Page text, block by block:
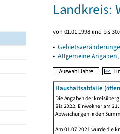
Landkreis:
von 01.01.1998 und bis
▸
▸ Allgemeine
Haushaltsabfälle
Die Angaben der
Bis 2022: Einwohner am
Abweichungen in den
Am 01.07.2021 wurde die